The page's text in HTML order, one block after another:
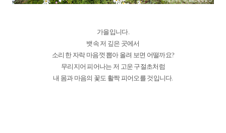
가을입니다.
뱃속 저 깊은 곳에서
소리 한 자락 마음껏 뽑아 올려 보면 어떨까요?
무리지어 피어나는 저 고운 구절초처럼
내 몸과 마음의 꽃도 활짝 피어오를 것입니다.